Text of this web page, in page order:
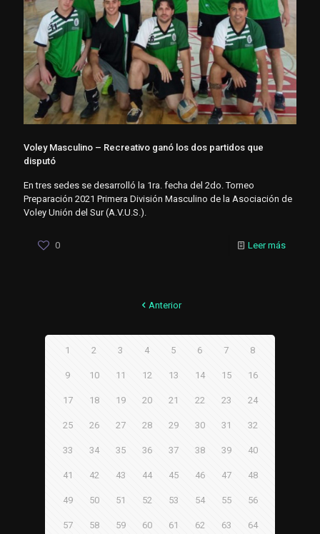
Voley Masculino – Recreativo ganó los dos partidos que
disputó
En tres sedes se desarrolló la 1ra. fecha del 2do. Torneo
Preparación 2021 Primera División Masculino de la Asociación de
Voley Unión del Sur (A.V.U.S.).
0 Leer más
Anterior
1 2 3 4 5 6 7 8
9 10 11 12 13 14 15 16
17 18 19 20 21 22 23 24
25 26 27 28 29 30 31 32
33 34 35 36 37 38 39 40
41 42 43 44 45 46 47 48
49 50 51 52 53 54 55 56
57 58 59 60 61 62 63 64